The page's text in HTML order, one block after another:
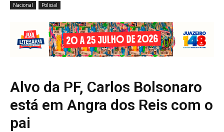
Nacional Policial
Alvo da PF, Carlos Bolsonaro
está em Angra dos Reis com o
pai